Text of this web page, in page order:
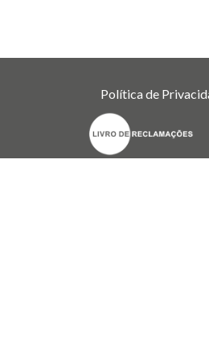
Política de